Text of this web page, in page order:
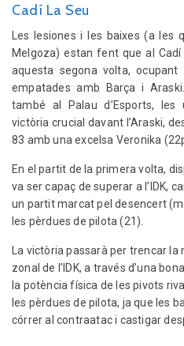
Cadí La Seu
Les lesiones i les baixes (a les
Melgoza) estan fent que al
aquesta segona volta,
empatades amb Barça i
també al Palau d’Esports, les
victòria crucial davant l’Araski,
83 amb una excelsa Veronika
En el partit de la primera volta,
va ser capaç de superar a l’IDK,
un partit marcat pel desencert
les pèrdues de pilota (21).
La victòria passarà per trencar la
zonal de l’IDK, a través d’una
la potència física de les pivots
les pèrdues de pilota, ja que les
córrer al contraatac i castigar